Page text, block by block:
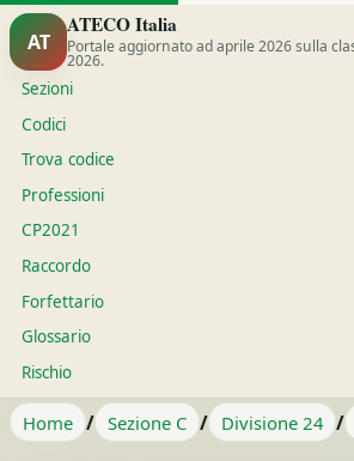
AT
ATECO Italia
Portale aggiornato ad aprile 2026 sulla
2026.
Sezioni
Codici
Trova codice
Professioni
CP2021
Raccordo
Forfettario
Glossario
Rischio
Home / Sezione C / Divisione 24 /